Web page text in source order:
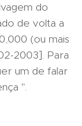
do
de volta a
(ou mais
2003]. Para
um de falar
".